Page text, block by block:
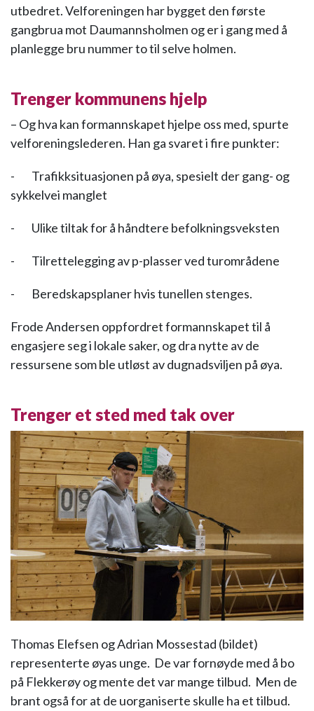
utbedret. Velforeningen har bygget den første
gangbrua mot Daumannsholmen og er i gang med å
planlegge bru nummer to til selve holmen.
Trenger kommunens hjelp
– Og hva kan formannskapet hjelpe oss med, spurte
velforeningslederen. Han ga svaret i fire punkter:
- Trafikksituasjonen på øya, spesielt der gang- og
sykkelvei manglet
- Ulike tiltak for å håndtere befolkningsveksten
- Tilrettelegging av p-plasser ved turområdene
- Beredskapsplaner hvis tunellen stenges.
Frode Andersen oppfordret formannskapet til å
engasjere seg i lokale saker, og dra nytte av de
ressursene som ble utløst av dugnadsviljen på øya.
Trenger et sted med tak over
Thomas Elefsen og Adrian Mossestad (bildet)
representerte øyas unge. De var fornøyde med å bo
på Flekkerøy og mente det var mange tilbud. Men de
brant også for at de uorganiserte skulle ha et tilbud.